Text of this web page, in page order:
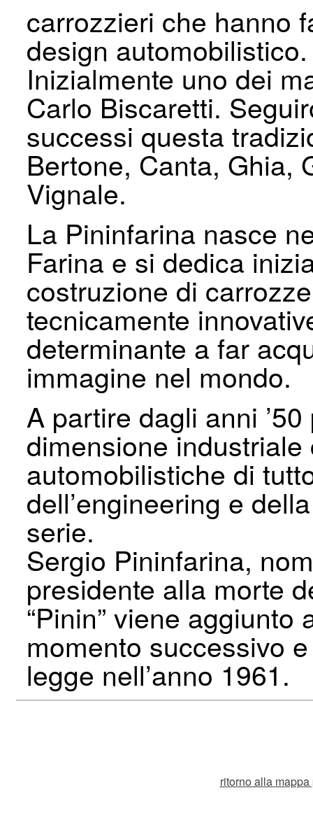
carrozzieri che hanno
design automobilistico.
Inizialmente uno dei
Carlo Biscaretti.
successi questa
Bertone, Canta, Ghia,
Vignale.
La Pininfarina nasce
Farina e si dedica
costruzione di
tecnicamente
determinante a far
immagine nel mondo.
A partire dagli anni
dimensione
automobilistiche di
dell’engineering e
serie.
Sergio Pininfarina,
presidente alla morte
“Pinin” viene
momento successivo
legge nell’anno 1961.
ritorno alla